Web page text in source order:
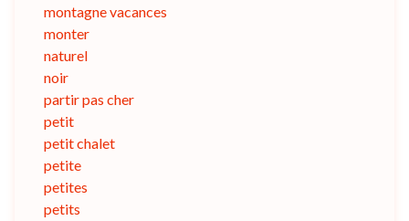
montagne vacances
monter
naturel
noir
partir pas cher
petit
petit chalet
petite
petites
petits